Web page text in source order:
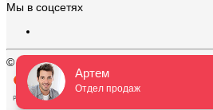
Мы в соцсетях
© 2026 ВАШ ПОЛ, Все права защищены
Артем
Отдел продаж